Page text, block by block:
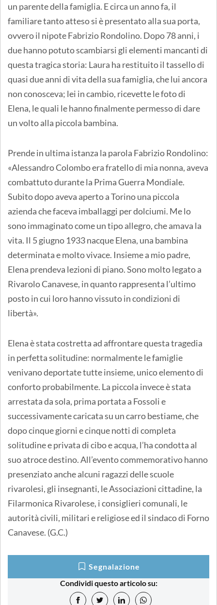
un parente della famiglia. E circa un anno fa, il
familiare tanto atteso si è presentato alla sua porta,
ovvero il nipote Fabrizio Rondolino. Dopo 78 anni, i
due hanno potuto scambiarsi gli elementi mancanti di
questa tragica storia: Laura ha restituito il tassello di
quasi due anni di vita della sua famiglia, che lui ancora
non conosceva; lei in cambio, ricevette le foto di
Elena, le quali le hanno finalmente permesso di dare
un volto alla piccola bambina.
Prende in ultima istanza la parola Fabrizio Rondolino:
«Alessandro Colombo era fratello di mia nonna, aveva
combattuto durante la Prima Guerra Mondiale.
Subito dopo aveva aperto a Torino una piccola
azienda che faceva imballaggi per dolciumi. Me lo
sono immaginato come un tipo allegro, che amava la
vita. Il 5 giugno 1933 nacque Elena, una bambina
determinata e molto vivace. Insieme a mio padre,
Elena prendeva lezioni di piano. Sono molto legato a
Rivarolo Canavese, in quanto rappresenta l’ultimo
posto in cui loro hanno vissuto in condizioni di
libertà».
Elena è stata costretta ad affrontare questa tragedia
in perfetta solitudine: normalmente le famiglie
venivano deportate tutte insieme, unico elemento di
conforto probabilmente. La piccola invece è stata
arrestata da sola, prima portata a Fossoli e
successivamente caricata su un carro bestiame, che
dopo cinque giorni e cinque notti di completa
solitudine e privata di cibo e acqua, l’ha condotta al
suo atroce destino. All’evento commemorativo hanno
presenziato anche alcuni ragazzi delle scuole
rivarolesi, gli insegnanti, le Associazioni cittadine, la
Filarmonica Rivarolese, i consiglieri comunali, le
autorità civili, militari e religiose ed il sindaco di Forno
Canavese. (G.C.)
Segnalazione
Condividi questo articolo su: